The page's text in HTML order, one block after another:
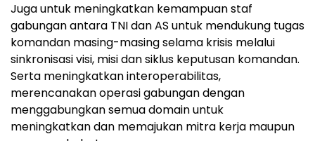
Juga untuk meningkatkan kemampuan staf
gabungan antara TNI dan AS untuk mendukung tugas
komandan masing-masing selama krisis melalui
sinkronisasi visi, misi dan siklus keputusan komandan.
Serta meningkatkan interoperabilitas,
merencanakan operasi gabungan dengan
menggabungkan semua domain untuk
meningkatkan dan memajukan mitra kerja maupun